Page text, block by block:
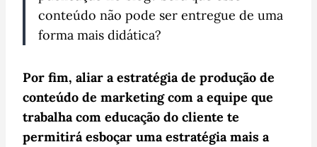
conteúdo não pode ser entregue de uma
forma mais didática?
Por fim, aliar a estratégia de produção de
conteúdo de marketing com a equipe que
trabalha com educação do cliente te
permitirá esboçar uma estratégia mais a